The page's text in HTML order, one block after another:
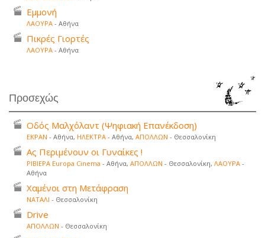
Εμμονή
ΛΑΟΥΡΑ - Αθήνα
Πικρές Γιορτές
ΛΑΟΥΡΑ - Αθήνα
Προσεχώς
Οδός Μαλχόλαντ (Ψηφιακή Επανέκδοση)
ΕΚΡΑΝ - Αθήνα, ΗΛΕΚΤΡΑ - Αθήνα, ΑΠΟΛΛΩΝ - Θεσσαλονίκη
Ας Περιμένουν οι Γυναίκες !
ΡΙΒΙΕΡΑ Europa Cinema - Αθήνα, ΑΠΟΛΛΩΝ - Θεσσαλονίκη, ΛΑΟΥΡΑ -
Αθήνα
Χαμένοι στη Μετάφραση
ΝΑΤΑΛΙ - Θεσσαλονίκη
Drive
ΑΠΟΛΛΩΝ - Θεσσαλονίκη